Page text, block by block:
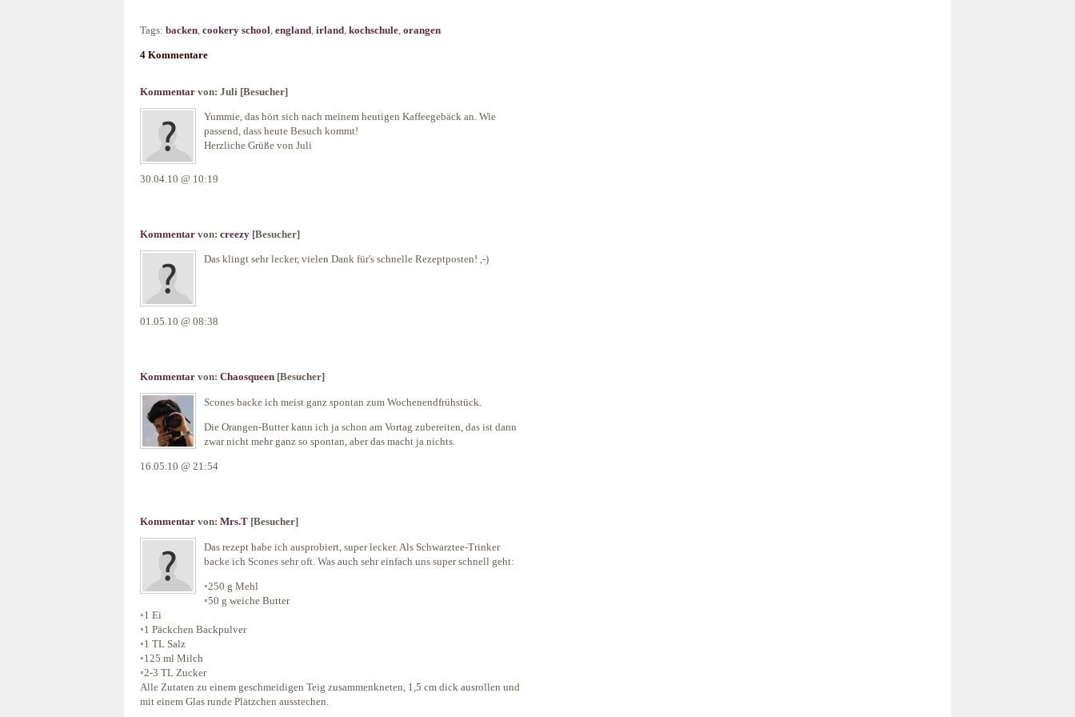
Tags: backen cookery school england irland kochschule orangen
4 Kommentare
Kommentar von: Juli [Besucher]
Yummie, das hört sich nach meinem heutigen Kaffeegebäck an. Wie
passend, dass heute Besuch kommt!
Herzliche Grüße von Juli
30.04.10 @ 10:19
Kommentar von: creezy [Besucher]
Das klingt sehr lecker, vielen Dank für's schnelle Rezeptposten! ,-)
01.05.10 @ 08:38
Kommentar von: Chaosqueen [Besucher]
Scones backe ich meist ganz spontan zum Wochenendfrühstück.
Die Orangen-Butter kann ich ja schon am Vortag zubereiten, das ist dann
zwar nicht mehr ganz so spontan, aber das macht ja nichts.
16.05.10 @ 21:54
Kommentar von: Mrs.T [Besucher]
Das rezept habe ich ausprobiert, super lecker. Als Schwarztee-Trinker
backe ich Scones sehr oft. Was auch sehr einfach uns super schnell geht:
◦250 g Mehl
◦50 g weiche Butter
◦1 Ei
◦1 Päckchen Backpulver
◦1 TL Salz
◦125 ml Milch
◦2-3 TL Zucker
Alle Zutaten zu einem geschmeidigen Teig zusammenkneten, 1,5 cm dick ausrollen und
mit einem Glas runde Plätzchen ausstechen.